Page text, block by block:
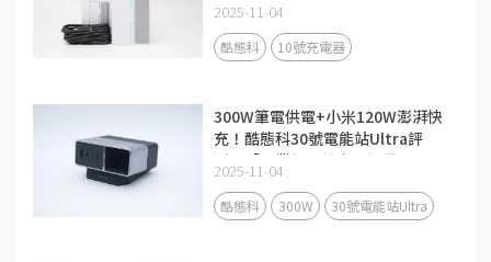
2025-11-04
酷態科 10號充電器
300W筆電供電+小米120W澎湃快
充！酷態科30號電能站Ultra評
測：「畢業級」的充電設備
2025-11-04
酷態科 300W 30號電能站Ultra